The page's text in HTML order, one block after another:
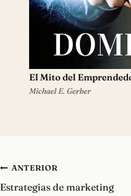
Navegación
entradas
ANTERIOR
Estrategias de marketing
online de éxito, con Jaime